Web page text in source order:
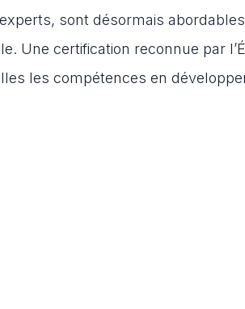
sont désormais
Une certification reconnue par
les compétences en